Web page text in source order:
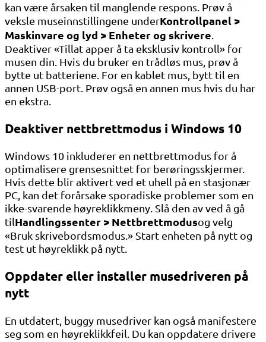
kan være årsaken til manglende respons. Prøv å
veksle museinnstillingene underKontrollpanel >
Maskinvare og lyd > Enheter og skrivere.
Deaktiver «Tillat apper å ta eksklusiv kontroll» for
musen din. Hvis du bruker en trådløs mus, prøv å
bytte ut batteriene. For en kablet mus, bytt til en
annen USB-port. Prøv også en annen mus hvis du har
en ekstra.
Deaktiver nettbrettmodus i Windows 10
Windows 10 inkluderer en nettbrettmodus for å
optimalisere grensesnittet for berøringsskjermer.
Hvis dette blir aktivert ved et uhell på en stasjonær
PC, kan det forårsake sporadiske problemer som en
ikke-svarende høyreklikkmeny. Slå den av ved å gå
tilHandlingssenter > Nettbrettmodusog velg
«Bruk skrivebordsmodus.» Start enheten på nytt og
test ut høyreklikk på nytt.
Oppdater eller installer musedriveren på
nytt
En utdatert, buggy musedriver kan også manifestere
seg som en høyreklikkfeil. Du kan oppdatere drivere